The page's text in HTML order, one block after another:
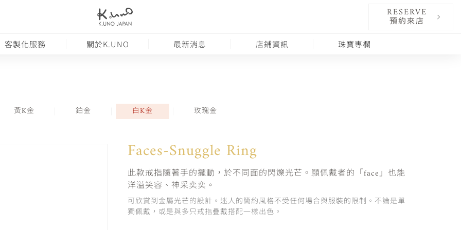
RESERVE
預約來店
客製化服務 關於K.UNO 最新消息 店鋪資訊 珠寶專欄
黃K金 鉑金 白K金 玫瑰金
Faces-Snuggle Ring
此款戒指隨著手的擺動，於不同面的閃爍光芒。願佩戴者的「face」也能
洋溢笑容、神采奕奕。
可欣賞到金屬光芒的設計。迷人的簡約風格不受任何場合與服裝的限制。不論是單
獨佩戴，或是與多只戒指疊戴搭配一樣出色。